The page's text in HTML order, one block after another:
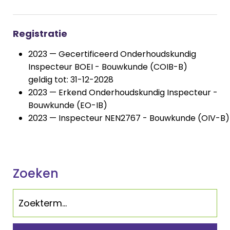
Registratie
2023 — Gecertificeerd Onderhoudskundig
Inspecteur BOEI - Bouwkunde (COIB-B)
geldig tot: 31-12-2028
2023 — Erkend Onderhoudskundig Inspecteur -
Bouwkunde (EO-IB)
2023 — Inspecteur NEN2767 - Bouwkunde (OIV-B)
Zoeken